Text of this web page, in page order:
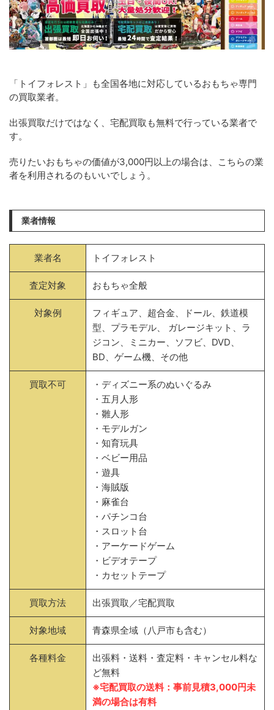
「トイフォレスト」も全国各地に対応しているおもちゃ専門
の買取業者。
出張買取だけではなく、宅配買取も無料で行っている業者で
す。
売りたいおもちゃの価値が3,000円以上の場合は、こちらの業
者を利用されるのもいいでしょう。
業者情報
業者名 トイフォレスト
査定対象 おもちゃ全般
対象例
フィギュア、超合金、ドール、鉄道模
型、プラモデル、 ガレージキット、ラ
ジコン、ミニカー、ソフビ、DVD、
BD、ゲーム機、その他
買取不可
・ディズニー系のぬいぐるみ
・五月人形
・雛人形
・モデルガン
・知育玩具
・ベビー用品
・遊具
・海賊版
・麻雀台
・パチンコ台
・スロット台
・アーケードゲーム
・ビデオテープ
・カセットテープ
買取方法 出張買取／宅配買取
対象地域 青森県全域（八戸市も含む）
各種料金
出張料・送料・査定料・キャンセル料な
ど無料
※宅配買取の送料：事前見積3,000円未
満の場合は有料